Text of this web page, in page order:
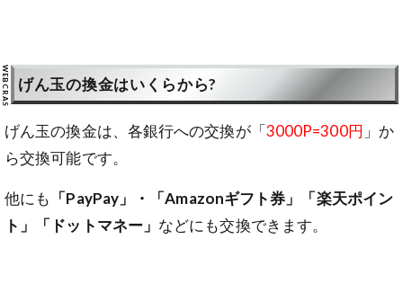
げん玉の換金はいくらから?
げん玉の換金は、各銀行への交換が「3000P=300円 」か
ら交換可能です。
他にも 「PayPay」・「Amazonギフト券」「楽天ポイン
ト」「ドットマネー」 などにも交換できます。